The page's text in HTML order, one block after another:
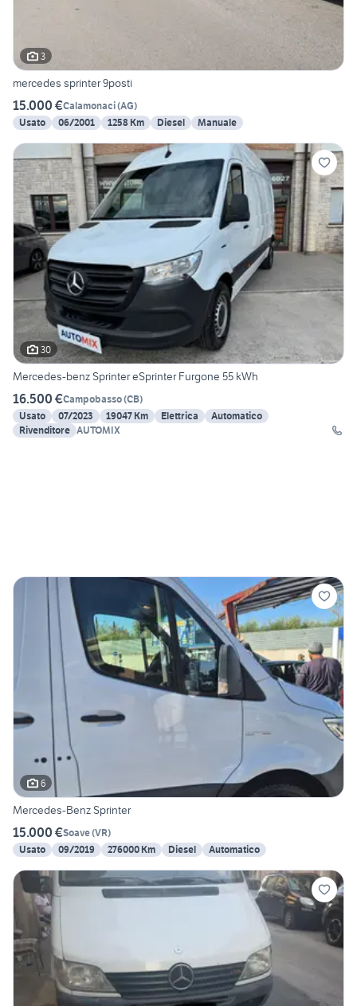
3
mercedes sprinter 9posti
15.000 €Calamonaci(AG)
Usato
06/2001 1258 Km Diesel Manuale
30
Mercedes-benz Sprinter eSprinter Furgone 55 kWh
16.500 €Campobasso(CB)
Usato
07/2023 19047 Km Elettrica
Automatico
Rivenditore AUTOMIX
6
Mercedes-Benz Sprinter
15.000 €Soave(VR)
Usato
09/2019 276000 Km Diesel Automatico